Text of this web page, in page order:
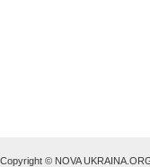
Copyright © NOVA